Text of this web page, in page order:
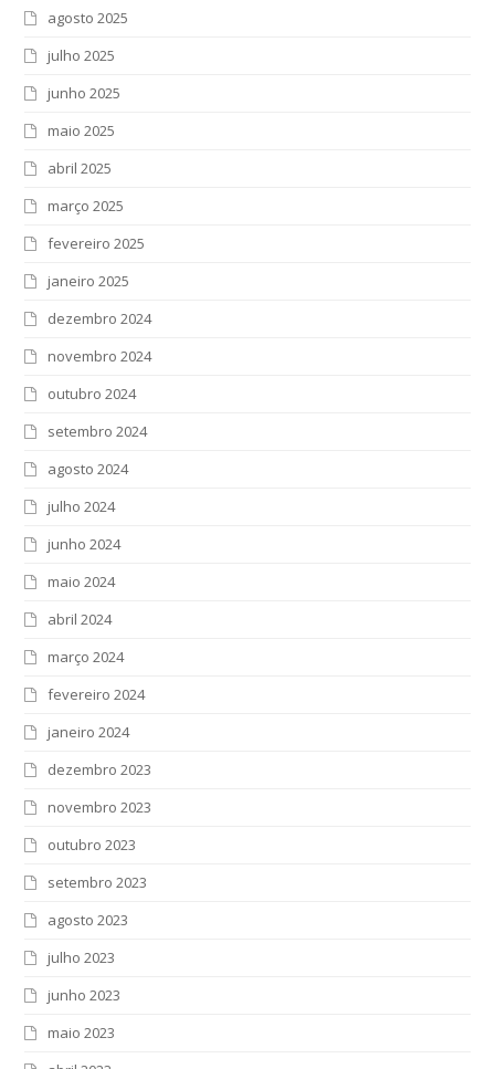
agosto 2025
julho 2025
junho 2025
maio 2025
abril 2025
março 2025
fevereiro 2025
janeiro 2025
dezembro 2024
novembro 2024
outubro 2024
setembro 2024
agosto 2024
julho 2024
junho 2024
maio 2024
abril 2024
março 2024
fevereiro 2024
janeiro 2024
dezembro 2023
novembro 2023
outubro 2023
setembro 2023
agosto 2023
julho 2023
junho 2023
maio 2023